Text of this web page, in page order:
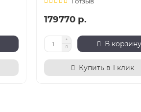
179770 р.
В корзину
Купить в 1 клик